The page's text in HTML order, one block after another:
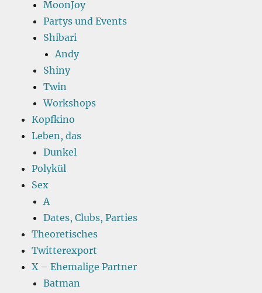
MoonJoy
Partys und Events
Shibari
Andy
Shiny
Twin
Workshops
Kopfkino
Leben, das
Dunkel
Polykül
Sex
A
Dates, Clubs, Parties
Theoretisches
Twitterexport
X – Ehemalige Partner
Batman